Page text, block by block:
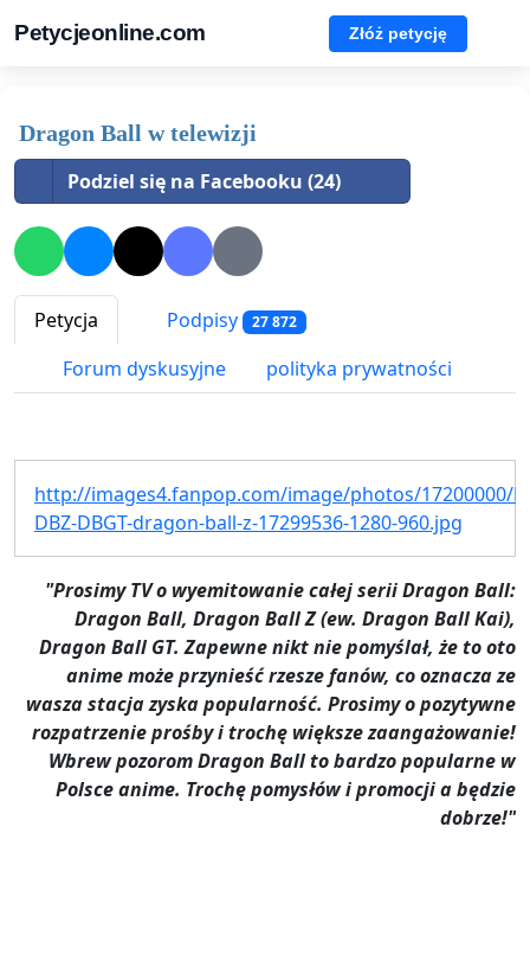
Petycjeonline.com Złóż petycję
Dragon Ball w telewizji
Podziel się na Facebooku (24)
Petycja Podpisy 27 872
Forum dyskusyjne polityka prywatności
http://images4.fanpop.com/image/photos/17200000/
DBZ-DBGT-dragon-ball-z-17299536-1280-960.jpg
"Prosimy TV o wyemitowanie całej serii Dragon Ball:
Dragon Ball, Dragon Ball Z (ew. Dragon Ball Kai),
Dragon Ball GT. Zapewne nikt nie pomyślał, że to oto
anime może przynieść rzesze fanów, co oznacza ze
wasza stacja zyska popularność. Prosimy o pozytywne
rozpatrzenie prośby i trochę większe zaangażowanie!
Wbrew pozorom Dragon Ball to bardzo popularne w
Polsce anime. Trochę pomysłów i promocji a będzie
dobrze!"